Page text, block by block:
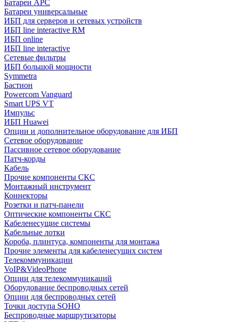
Батареи APC
Батареи универсальные
ИБП для серверов и сетевых устройств
ИБП line interactive RM
ИБП online
ИБП linе interactive
Сетевые фильтры
ИБП большой мощности
Symmetra
Бастион
Powercom Vanguard
Smart UPS VT
Импульс
ИБП Huawei
Опции и дополнительное оборудование для ИБП
Сетевое оборудование
Пассивное сетевое оборудование
Патч-корды
Кабель
Прочие компоненты СКС
Монтажный инструмент
Коннекторы
Розетки и патч-панели
Оптические компоненты СКС
Кабеленесущие системы
Кабельные лотки
Короба, плинтуса, компоненты для монтажа
Прочие элементы для кабеленесущих систем
Телекоммуникации
VoIP&VideoPhone
Опции для телекоммуникаций
Оборудование беспроводных сетей
Опции для беспроводных сетей
Точки доступа SOHO
Беспроводные маршрутизаторы